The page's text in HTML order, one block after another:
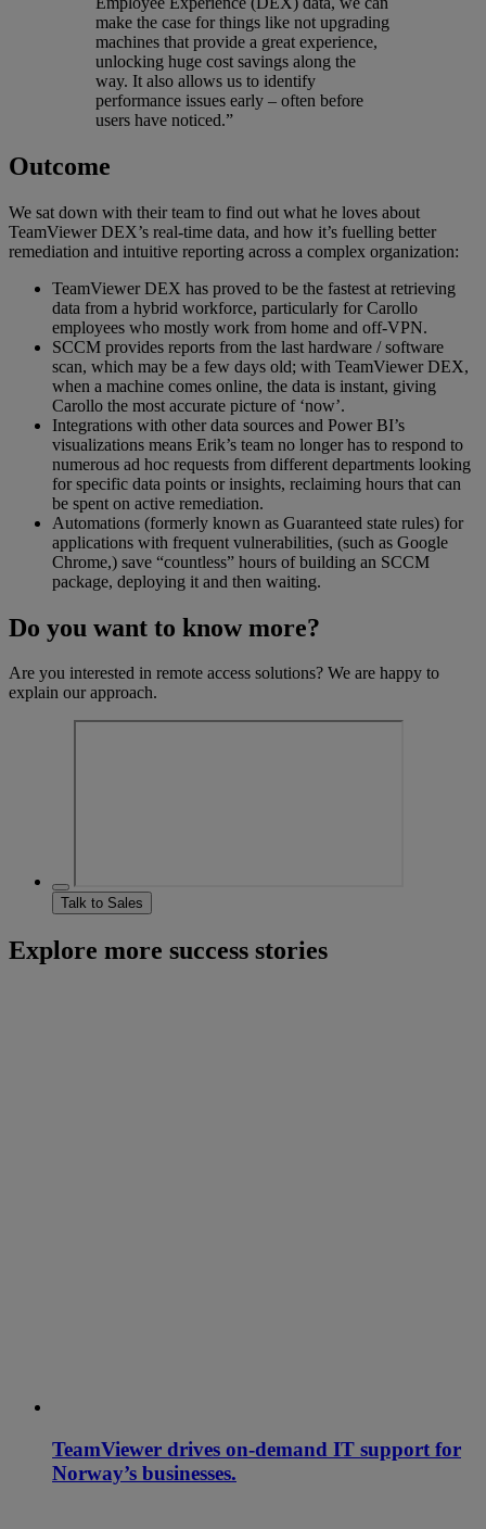
make the case for things like not upgrading
machines that provide a great experience,
unlocking huge cost savings along the
way. It also allows us to identify
performance issues early – often before
users have noticed.”
Outcome
We sat down with their team to find out what he loves about
TeamViewer DEX’s real-time data, and how it’s fuelling better
remediation and intuitive reporting across a complex organization:
TeamViewer DEX has proved to be the fastest at retrieving
data from a hybrid workforce, particularly for Carollo
employees who mostly work from home and off-VPN.
SCCM provides reports from the last hardware / software
scan, which may be a few days old; with TeamViewer DEX,
when a machine comes online, the data is instant, giving
Carollo the most accurate picture of ‘now’.
Integrations with other data sources and Power BI’s
visualizations means Erik’s team no longer has to respond to
numerous ad hoc requests from different departments looking
for specific data points or insights, reclaiming hours that can
be spent on active remediation.
Automations (formerly known as Guaranteed state rules) for
applications with frequent vulnerabilities, (such as Google
Chrome,) save “countless” hours of building an SCCM
package, deploying it and then waiting.
Do you want to know more?
Are you interested in remote access solutions? We are happy to
explain our approach.
Talk to Sales
Explore more success stories
TeamViewer drives on-demand IT support for
Norway’s businesses.